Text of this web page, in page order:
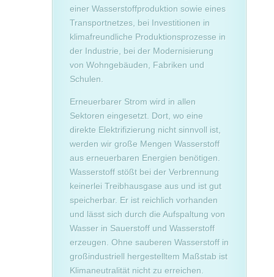
einer Wasserstoffproduktion sowie eines
Transportnetzes, bei Investitionen in
klimafreundliche Produktionsprozesse in
der Industrie, bei der Modernisierung
von Wohngebäuden, Fabriken und
Schulen.
Erneuerbarer Strom wird in allen
Sektoren eingesetzt. Dort, wo eine
direkte Elektrifizierung nicht sinnvoll ist,
werden wir große Mengen Wasserstoff
aus erneuerbaren Energien benötigen.
Wasserstoff stößt bei der Verbrennung
keinerlei Treibhausgase aus und ist gut
speicherbar. Er ist reichlich vorhanden
und lässt sich durch die Aufspaltung von
Wasser in Sauerstoff und Wasserstoff
erzeugen. Ohne sauberen Wasserstoff in
großindustriell hergestelltem Maßstab ist
Klimaneutralität nicht zu erreichen.